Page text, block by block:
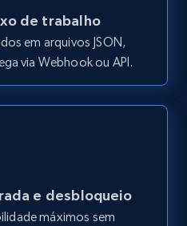
Bedrooms,
Comece grátis
information -
zillow and use the
Address,
de trabalho
em arquivos JSON,
via Webhook ou API.
e desbloqueio
máximos sem